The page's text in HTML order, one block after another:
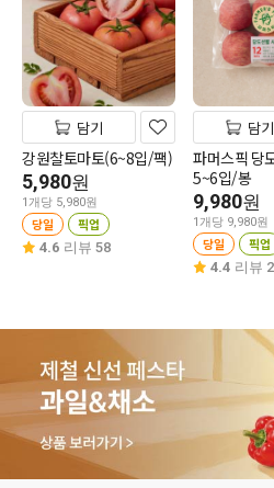
담기
강원찰토마토(6~8입/팩)
5,980원
1개당 5,980원
당일 픽업
4.6 리뷰 58
담기
파머스픽 당
5~6입/봉
9,980원
1개당 9,980원
당일 픽업
4.4 리뷰